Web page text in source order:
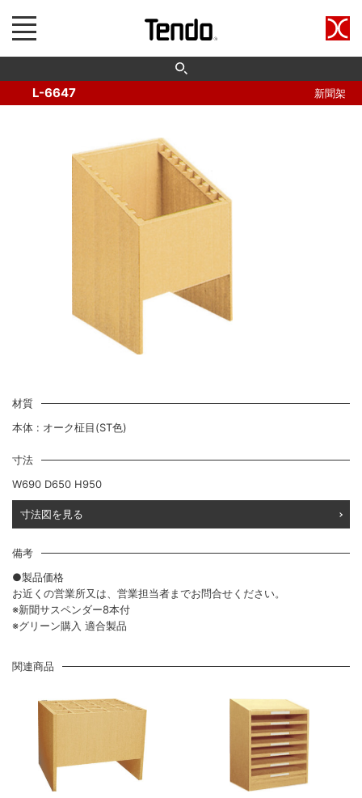
L-6647 新聞架
材質
本体 : オーク柾目(ST色)
寸法
W690 D650 H950
寸法図を見る
備考
●製品価格
お近くの営業所又は、営業担当者までお問合せください。
※新聞サスペンダー8本付
※グリーン購入 適合製品
関連商品